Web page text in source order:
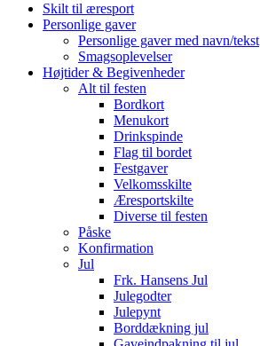
Skilt til æresport
Personlige gaver
Personlige gaver med navn/tekst
Smagsoplevelser
Højtider & Begivenheder
Alt til festen
Bordkort
Menukort
Drinkspinde
Flag til bordet
Festgaver
Velkomsskilte
Æresportskilte
Diverse til festen
Påske
Konfirmation
Jul
Frk. Hansens Jul
Julegodter
Julepynt
Borddækning jul